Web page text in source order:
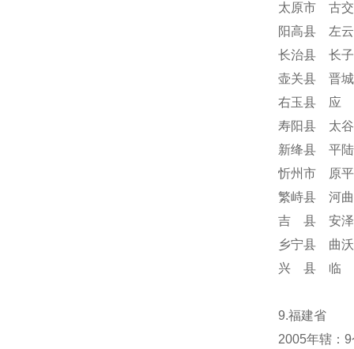
太原市 古
阳高县 左
长治县 长
壶关县 晋
右玉县 应
寿阳县 太
新绛县 平
忻州市 原
繁峙县 河
吉 县 安
乡宁县 曲
兴 县 临
9.福建省
2005年辖：